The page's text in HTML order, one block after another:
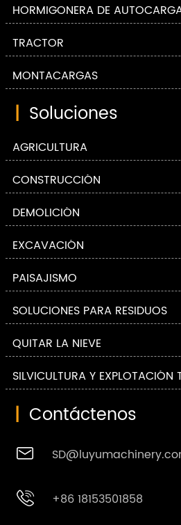
HORMIGONERA DE
TRACTOR
MONTACARGAS
| Soluciones
AGRICULTURA
CONSTRUCCIÓN
DEMOLICIÓN
EXCAVACIÓN
PAISAJISMO
SOLUCIONES PARA RESIDUOS
QUITAR LA NIEVE
SILVICULTURA Y EXPLOTACIÓN
| Contáctenos

 +86 18153501858